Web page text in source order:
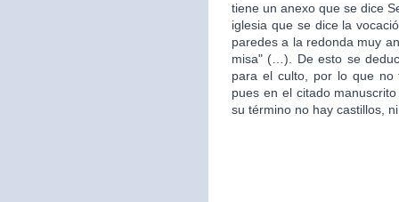
tiene un anexo que se dice
iglesia que se dice la
paredes a la redonda muy
misa" (…). De esto se
para el culto, por lo que no
pues en el citado
su término no hay castillos,